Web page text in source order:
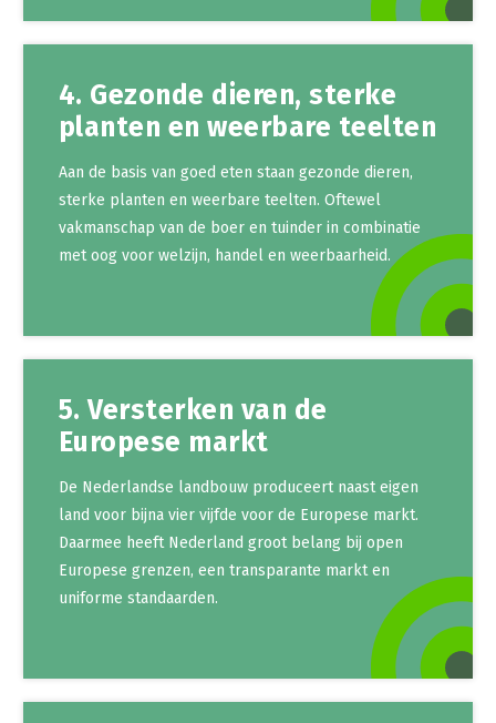
4. Gezonde dieren, sterke
planten en weerbare teelten
Aan de basis van goed eten staan gezonde dieren,
sterke planten en weerbare teelten. Oftewel
vakmanschap van de boer en tuinder in combinatie
met oog voor welzijn, handel en weerbaarheid.
5. Versterken van de
Europese markt
De Nederlandse landbouw produceert naast eigen
land voor bijna vier vijfde voor de Europese markt.
Daarmee heeft Nederland groot belang bij open
Europese grenzen, een transparante markt en
uniforme standaarden.